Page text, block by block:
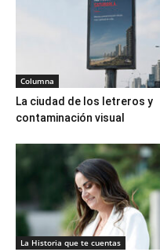
Columna
La ciudad de los letreros y
contaminación visual
La Historia que te cuentas